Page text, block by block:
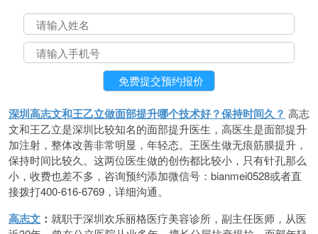
深圳高志文和王乙立做面部提升哪个技术好？保持时间久？ 高志
文和王乙立是深圳比较知名的面部提升医生，高医生是面部提升
加注射，整体改善非常明显，年轻态。王医生做无痕筋膜提升，
保持时间比较久。这两位医生做的创伤都比较小，只有针孔那么
小，收费也差不多，咨询预约添加微信号：bianmei0528或者直
接拨打400-616-6769，详细沟通。
高志文 ： 就职于深圳欢乐丽格医疗美容诊所，副主任医师，从医